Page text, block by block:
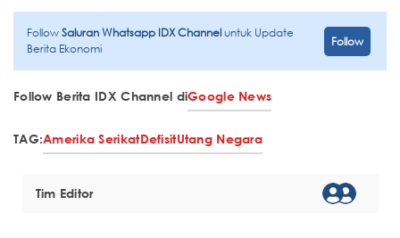
FollowSaluran Whatsapp IDX Channeluntuk Update
Berita Ekonomi
Follow
Follow Berita IDX Channel diGoogle News
TAG:Amerika SerikatDefisitUtang Negara
Tim Editor